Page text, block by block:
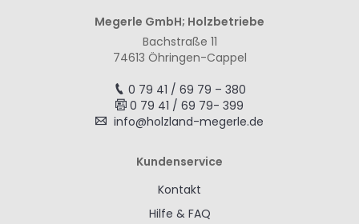
Megerle GmbH; Holzbetriebe
Bachstraße 11
74613 Öhringen-Cappel
0 79 41 / 69 79 – 380
0 79 41 / 69 79- 399
info@holzland-megerle.de
Kundenservice
Kontakt
Hilfe & FAQ